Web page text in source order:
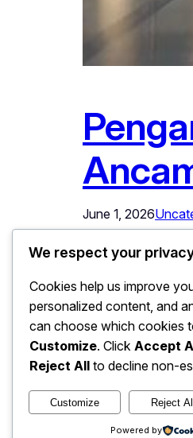
June 1, 2026
Pengaruh Inflasi
Indonesia.
memengaruhi
calon…
We respect your
Cookies help us improve
personalized content, and
can choose which cookies
Customize. Click Accept
Reject All to decline non-
Customize Reject
Powered by